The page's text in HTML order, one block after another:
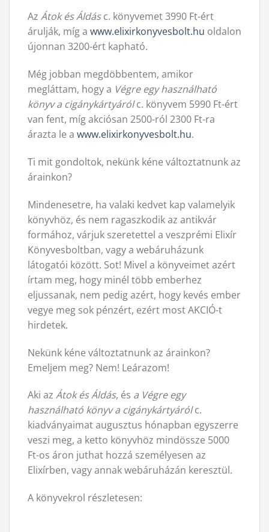
Az Átok és Áldásc. könyvemet 3990 Ft-ért
árulják, míg a www.elixirkonyvesbolt.hu oldalon
újonnan 3200-ért kapható.
Még jobban megdöbbentem, amikor
megláttam, hogy a Végre egy használható
könyv a cigánykártyárólc. könyvem 5990 Ft-ért
van fent, míg akciósan 2500-ról 2300 Ft-ra
árazta le a www.elixirkonyvesbolt.hu.
Ti mit gondoltok, nekünk kéne változtatnunk az
árainkon?
Mindenesetre, ha valaki kedvet kap valamelyik
könyvhöz, és nem ragaszkodik az antikvár
formához, várjuk szeretettel a veszprémi Elixír
Könyvesboltban, vagy a webáruházunk
látogatói között. Sot! Mivel a könyveimet azért
írtam meg, hogy minél több emberhez
eljussanak, nem pedig azért, hogy kevés ember
vegye meg sok pénzért, ezért most AKCIÓ-t
hirdetek.
Nekünk kéne változtatnunk az árainkon?
Emeljem meg? Nem! Leárazom!
Aki az Átok és Áldás, és a Végre egy
használható könyv a cigánykártyárólc.
kiadványaimat augusztus hónapban egyszerre
veszi meg, a ketto könyvhöz mindössze 5000
Ft-os áron juthat hozzá személyesen az
Elixírben, vagy annak webáruházán keresztül.
A könyvekrol részletesen: